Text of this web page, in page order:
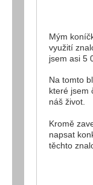
Mým
využití
jsem asi 5
Na tomto
které jsem
náš život.
Kromě
napsat
těchto